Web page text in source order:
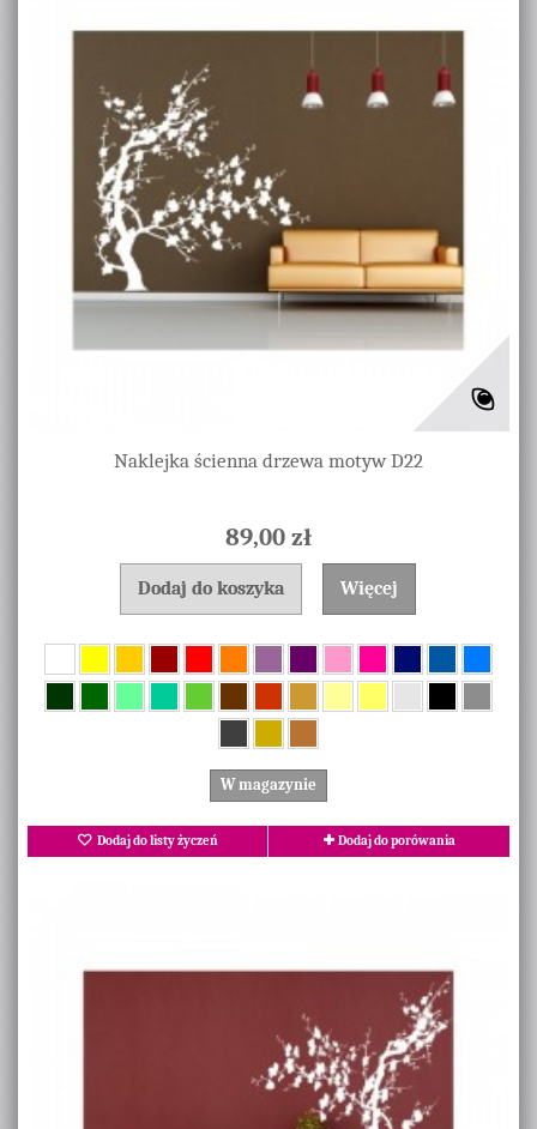
Naklejka ścienna drzewa motyw D22
89,00 zł
Dodaj do koszyka Więcej
W magazynie
Dodaj do listy życzeń Dodaj do porówania